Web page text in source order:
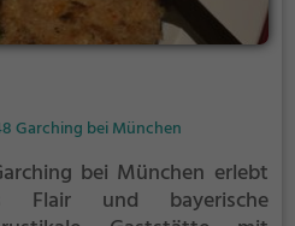
Garching bei München
bei München erlebt
Flair und bayerische